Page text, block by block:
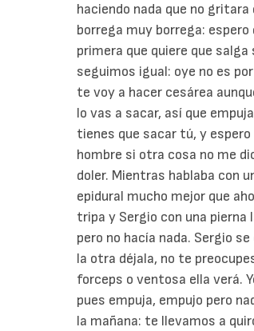
haciendo nada que no
borrega muy borrega:
primera que quiere que
seguimos igual: oye no es
te voy a hacer cesárea
lo vas a sacar, así que
tienes que sacar tú, y
hombre si otra cosa no me
doler. Mientras hablaba con
epidural mucho mejor que
tripa y Sergio con una pierna
pero no hacía nada. Sergio
la otra déjala, no te
forceps o ventosa ella verá.
pues empuja, empujo pero
la mañana: te llevamos a